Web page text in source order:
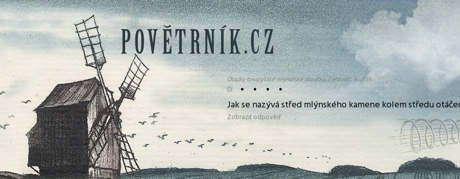
• • • • •
Otázky tovaryšské mlynářské zkoušky, Lehovec, A. 1936:
Jak se nazývá střed mlýnského kamene kolem středu
Zobrazit odpověď